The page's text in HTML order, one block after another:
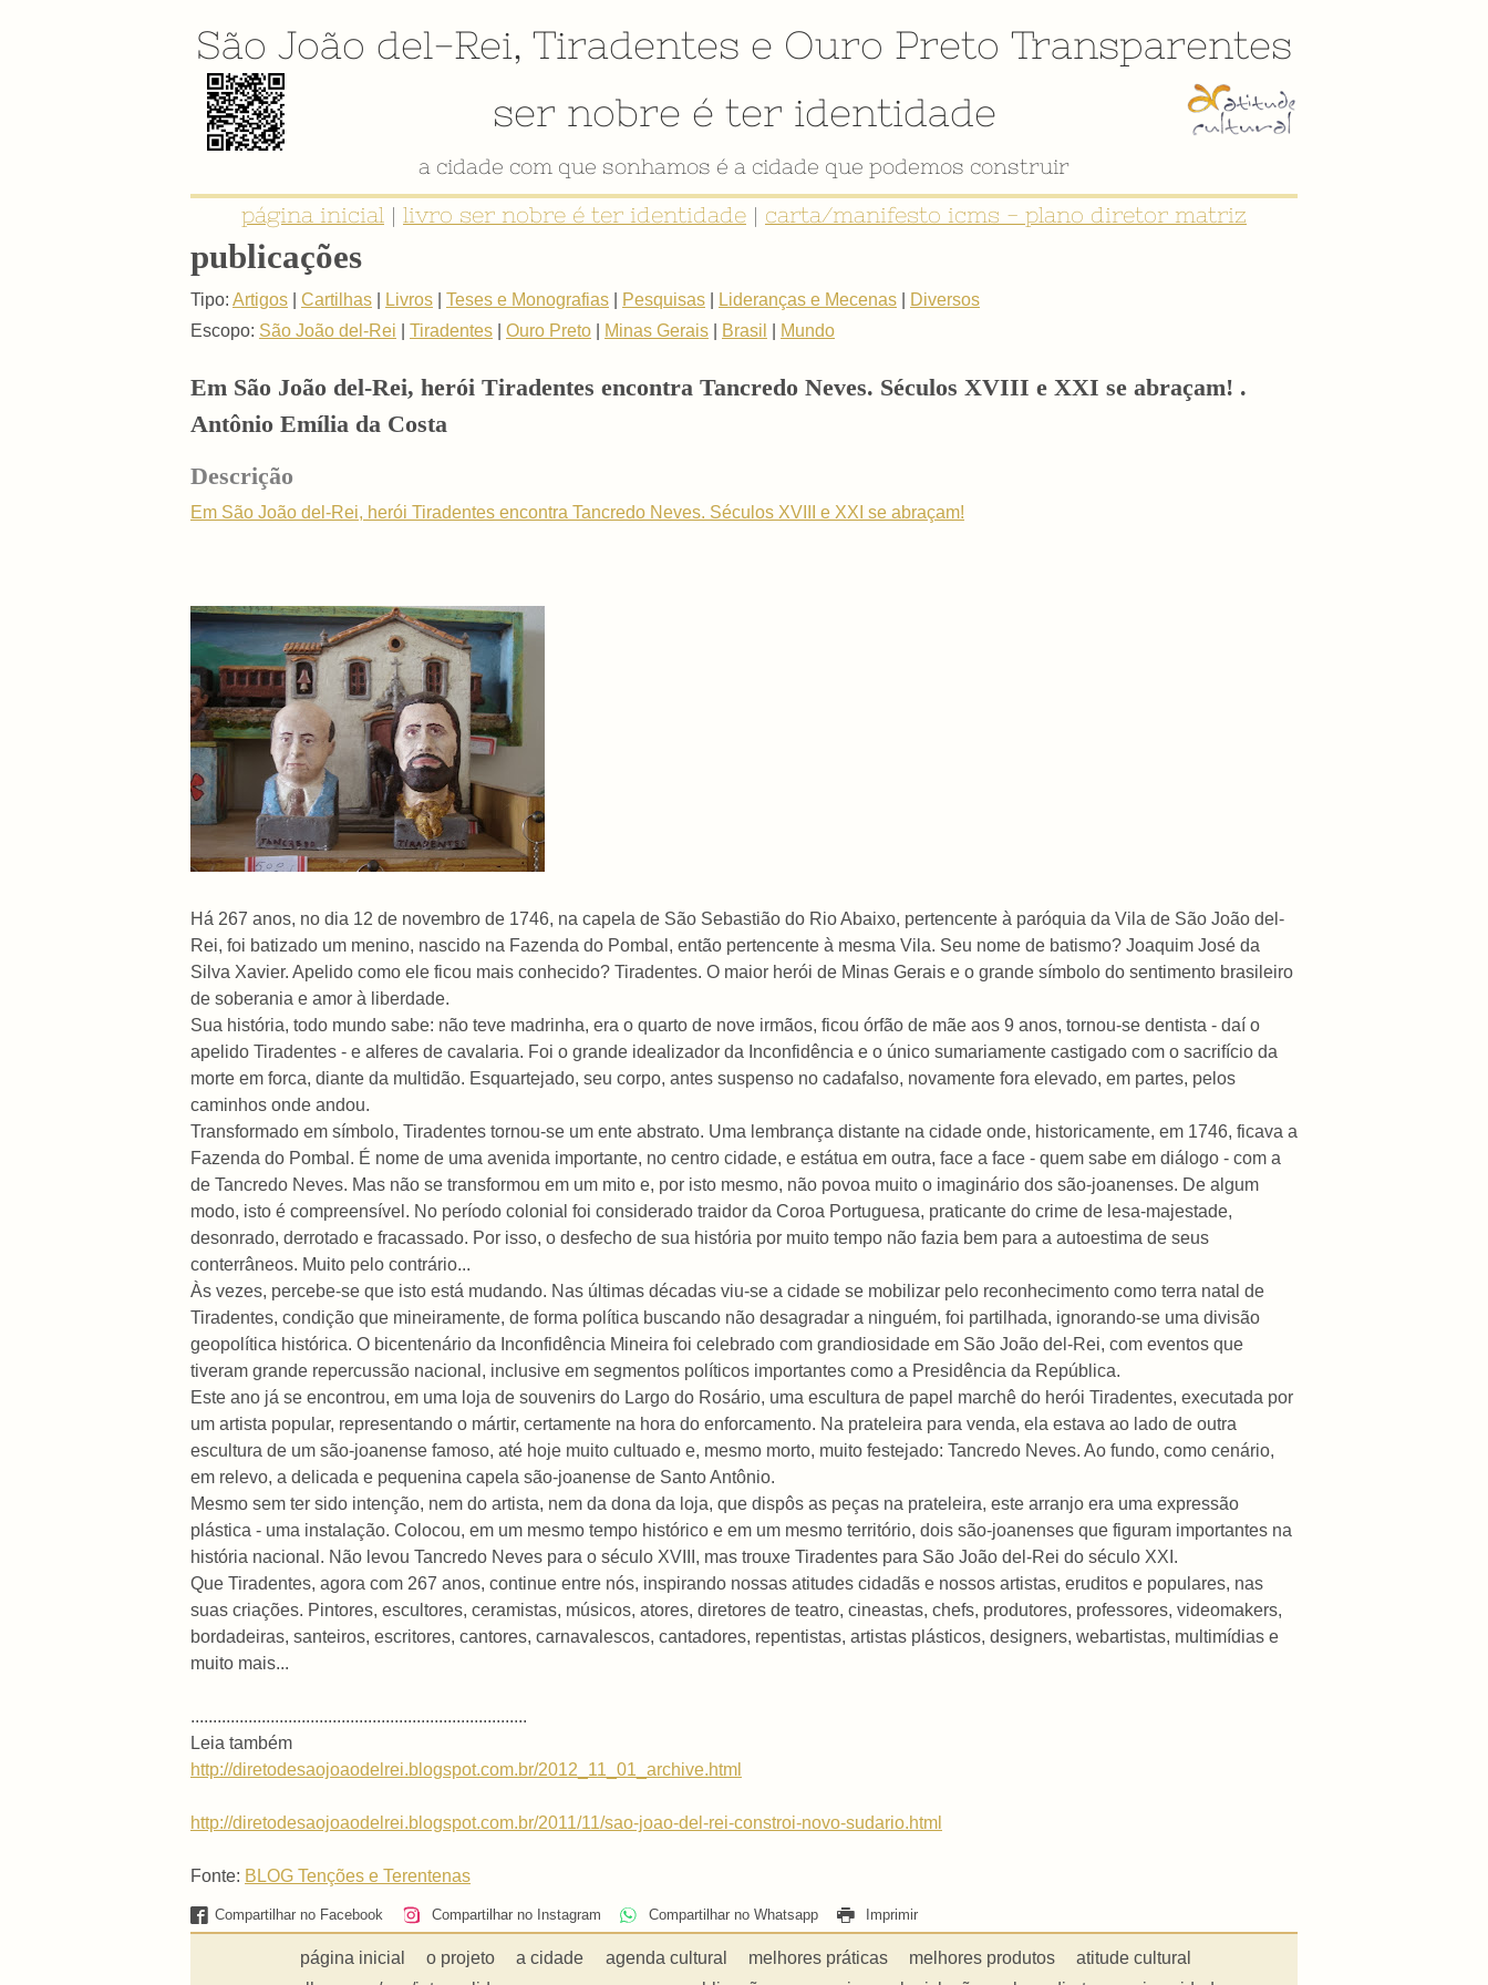
São João del-Rei, Tiradentes e Ouro Preto Transparentes
ser nobre é ter identidade
VÍDEO INSTITUCIONAL
página inicial | livro ser nobre é ter identidade | carta/manifesto icms - plano diretor matriz
publicações
Tipo: Artigos Cartilhas Livros Teses e Monografias Pesquisas Lideranças e Mecenas
Diversos
Escopo: São João del-Rei Tiradentes Ouro Preto Minas Gerais Brasil Mundo
Em São João del-Rei, herói Tiradentes encontra Tancredo Neves. Séculos XVIII e XXI se abraçam! .
Antônio Emília da Costa
Descrição
Em São João del-Rei, herói Tiradentes encontra Tancredo Neves. Séculos XVIII e XXI se abraçam!
Há 267 anos, no dia 12 de novembro de 1746, na capela de São Sebastião do Rio Abaixo, pertencente à paróquia da Vila de São João del-
Rei, foi batizado um menino, nascido na Fazenda do Pombal, então pertencente à mesma Vila. Seu nome de batismo? Joaquim José da
Silva Xavier. Apelido como ele ficou mais conhecido? Tiradentes. O maior herói de Minas Gerais e o grande símbolo do sentimento brasileiro
de soberania e amor à liberdade.
Sua história, todo mundo sabe: não teve madrinha, era o quarto de nove irmãos, ficou órfão de mãe aos 9 anos, tornou-se dentista - daí o
apelido Tiradentes - e alferes de cavalaria. Foi o grande idealizador da Inconfidência e o único sumariamente castigado com o sacrifício da
morte em forca, diante da multidão. Esquartejado, seu corpo, antes suspenso no cadafalso, novamente fora elevado, em partes, pelos
caminhos onde andou.
Transformado em símbolo, Tiradentes tornou-se um ente abstrato. Uma lembrança distante na cidade onde, historicamente, em 1746, ficava a
Fazenda do Pombal. É nome de uma avenida importante, no centro cidade, e estátua em outra, face a face - quem sabe em diálogo - com a
de Tancredo Neves. Mas não se transformou em um mito e, por isto mesmo, não povoa muito o imaginário dos são-joanenses. De algum
modo, isto é compreensível. No período colonial foi considerado traidor da Coroa Portuguesa, praticante do crime de lesa-majestade,
desonrado, derrotado e fracassado. Por isso, o desfecho de sua história por muito tempo não fazia bem para a autoestima de seus
conterrâneos. Muito pelo contrário...
Às vezes, percebe-se que isto está mudando. Nas últimas décadas viu-se a cidade se mobilizar pelo reconhecimento como terra natal de
Tiradentes, condição que mineiramente, de forma política buscando não desagradar a ninguém, foi partilhada, ignorando-se uma divisão
geopolítica histórica. O bicentenário da Inconfidência Mineira foi celebrado com grandiosidade em São João del-Rei, com eventos que
tiveram grande repercussão nacional, inclusive em segmentos políticos importantes como a Presidência da República.
Este ano já se encontrou, em uma loja de souvenirs do Largo do Rosário, uma escultura de papel marchê do herói Tiradentes, executada por
um artista popular, representando o mártir, certamente na hora do enforcamento. Na prateleira para venda, ela estava ao lado de outra
escultura de um são-joanense famoso, até hoje muito cultuado e, mesmo morto, muito festejado: Tancredo Neves. Ao fundo, como cenário,
em relevo, a delicada e pequenina capela são-joanense de Santo Antônio.
Mesmo sem ter sido intenção, nem do artista, nem da dona da loja, que dispôs as peças na prateleira, este arranjo era uma expressão
plástica - uma instalação. Colocou, em um mesmo tempo histórico e em um mesmo território, dois são-joanenses que figuram importantes na
história nacional. Não levou Tancredo Neves para o século XVIII, mas trouxe Tiradentes para São João del-Rei do século XXI.
Que Tiradentes, agora com 267 anos, continue entre nós, inspirando nossas atitudes cidadãs e nossos artistas, eruditos e populares, nas
suas criações. Pintores, escultores, ceramistas, músicos, atores, diretores de teatro, cineastas, chefs, produtores, professores, videomakers,
bordadeiras, santeiros, escritores, cantores, carnavalescos, cantadores, repentistas, artistas plásticos, designers, webartistas, multimídias e
muito mais...
............................................................................
Leia também
http://diretodesaojoaodelrei.blogspot.com.br/2012_11_01_archive.html
http://diretodesaojoaodelrei.blogspot.com.br/2011/11/sao-joao-del-rei-constroi-novo-sudario.html
Fonte: BLOG Tenções e Terentenas
Compartilhar no Facebook Compartilhar no Instagram Compartilhar no Whatsapp Imprimir
página inicial o projeto a cidade agenda cultural melhores práticas melhores produtos
atitude cultural